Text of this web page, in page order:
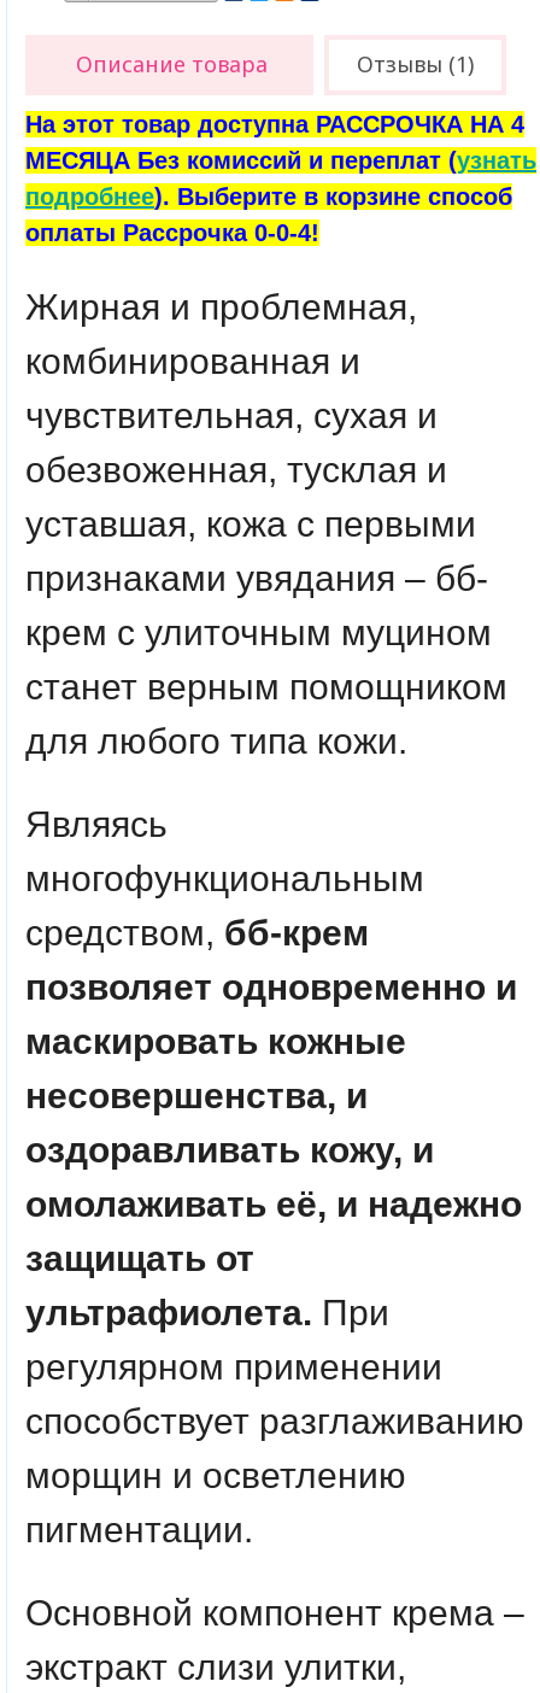
Описание товара Отзывы (1)
На этот товар доступна РАССРОЧКА НА 4
МЕСЯЦА Без комиссий и переплат (узнать
подробнее). Выберите в корзине способ
оплаты Рассрочка 0-0-4!
Жирная и проблемная,
комбинированная и
чувствительная, сухая и
обезвоженная, тусклая и
уставшая, кожа с первыми
признаками увядания – бб-
крем с улиточным муцином
станет верным помощником
для любого типа кожи.
Являясь
многофункциональным
средством, бб-крем
позволяет одновременно и
маскировать кожные
несовершенства, и
оздоравливать кожу, и
омолаживать её, и надежно
защищать от
ультрафиолета. При
регулярном применении
способствует разглаживанию
морщин и осветлению
пигментации.
Основной компонент крема –
экстракт слизи улитки,